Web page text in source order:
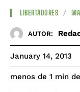
LIBERTADORES
AUTOR:
January 14, 2013
menos de 1 min